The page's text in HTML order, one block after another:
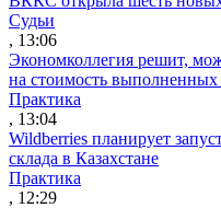
Судьи
, 13:06
Экономколлегия решит,
на стоимость выполненных
Практика
, 13:04
Wildberries планирует
склада в Казахстане
Практика
, 12:29